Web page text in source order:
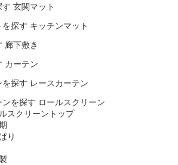
玄関マット
キッチンマット
廊下敷き
カーテン
レースカーテン
ロールスクリーン
スクリーントップ
り